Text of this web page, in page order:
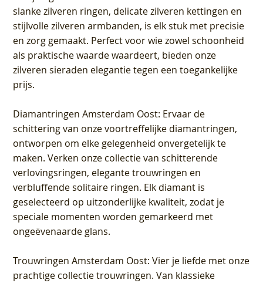
slanke zilveren ringen, delicate zilveren kettingen en
stijlvolle zilveren armbanden, is elk stuk met precisie
en zorg gemaakt. Perfect voor wie zowel schoonheid
als praktische waarde waardeert, bieden onze
zilveren sieraden elegantie tegen een toegankelijke
prijs.
Diamantringen Amsterdam Oost: Ervaar de
schittering van onze voortreffelijke diamantringen,
ontworpen om elke gelegenheid onvergetelijk te
maken. Verken onze collectie van schitterende
verlovingsringen, elegante trouwringen en
verbluffende solitaire ringen. Elk diamant is
geselecteerd op uitzonderlijke kwaliteit, zodat je
speciale momenten worden gemarkeerd met
ongeëvenaarde glans.
Trouwringen Amsterdam Oost: Vier je liefde met onze
prachtige collectie trouwringen. Van klassieke